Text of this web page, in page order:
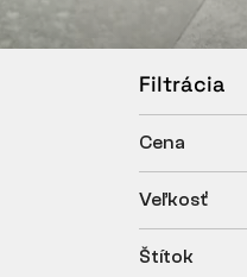
Filtrácia
Cena
Veľkosť
Štítok